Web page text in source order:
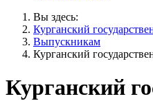
Вы здесь:
Курганский
Выпускникам
Курганский
Курганский